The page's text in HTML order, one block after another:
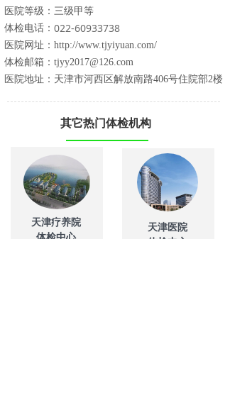
其它热门体检机构
天津疗养院
体检中心
天津医院
体检中心
医院等级：三级甲等
体检电话：
医院网址： http://www.tjyiyuan.com/
体检邮箱：tjyy2017@126.com
医院地址：天津市河西区解放南路406号住院部2楼
022-60933738